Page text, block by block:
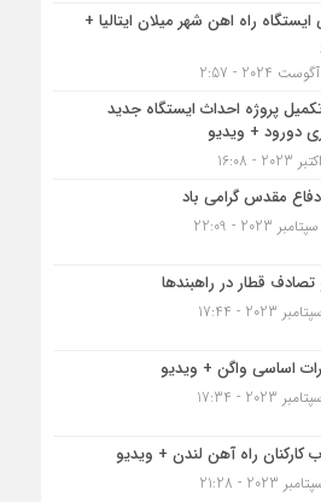
راه اهن شهر میلان ایتالیا +
پروژه احداث ایستگاه جدید
دورود + ویدیو
مقدس گرامی باد
تصادف قطار در راهبندها
اساسی واگن + ویدیو
کارکنان راه آهن لندن + ویدیو